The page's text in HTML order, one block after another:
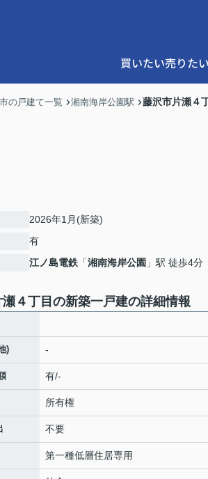
買いたい売りたい
の戸建て一覧 湘南海岸公園駅 藤沢市片瀬４
2026年1月(新築)
有
江ノ島電鉄 「湘南海岸公園 」駅 徒歩4分
４丁目の新築一戸建の詳細情報
) -
有/-
所有権
不要
第一種低層住居専用